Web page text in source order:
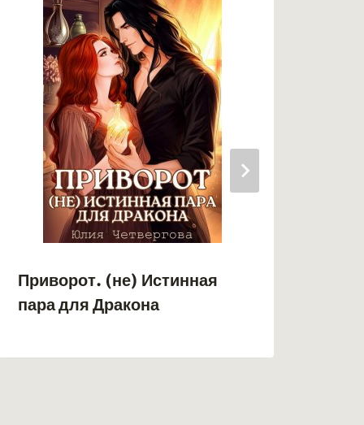
Приворот. (не) Истинная
пара для Дракона